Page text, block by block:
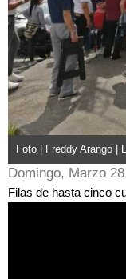
Foto | Freddy Arango |
Domingo, Marzo
Filas de hasta cinco